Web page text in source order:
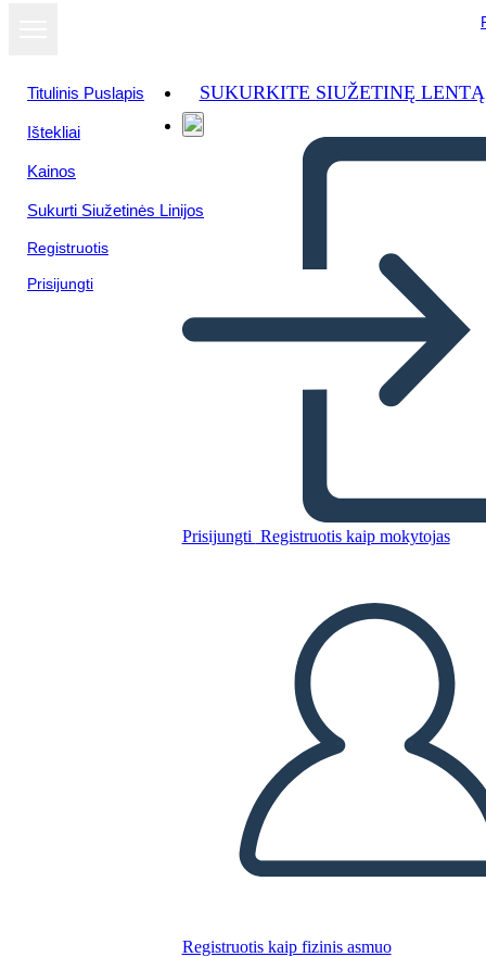
Titulinis Puslapis
Ištekliai
Kainos
Sukurti Siužetinės Linijos
Registruotis
Prisijungti
SUKURKITE SIUŽETINĘ LENTĄ
Prisijungti Registruotis kaip mokytojas
Registruotis kaip fizinis asmuo
Nukopijuokite šią siužetinę lentą
SUKURTI SIUŽETINĘ LENTĄ
SKAITYK MAN